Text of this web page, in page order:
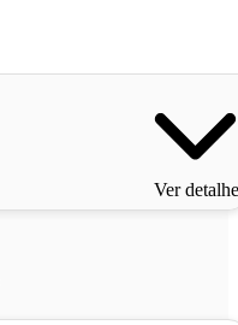
Ver